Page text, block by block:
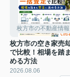
枚方市の不動産情報
枚方市の空き家売
で比較！相場を踏
める方法
2026.08.06